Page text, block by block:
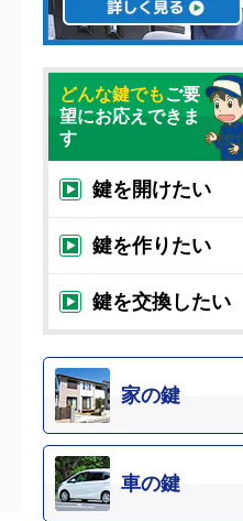
どんな鍵でもご要
望にお応えできま
す
鍵を開けたい
鍵を作りたい
鍵を交換したい
家の鍵
車の鍵